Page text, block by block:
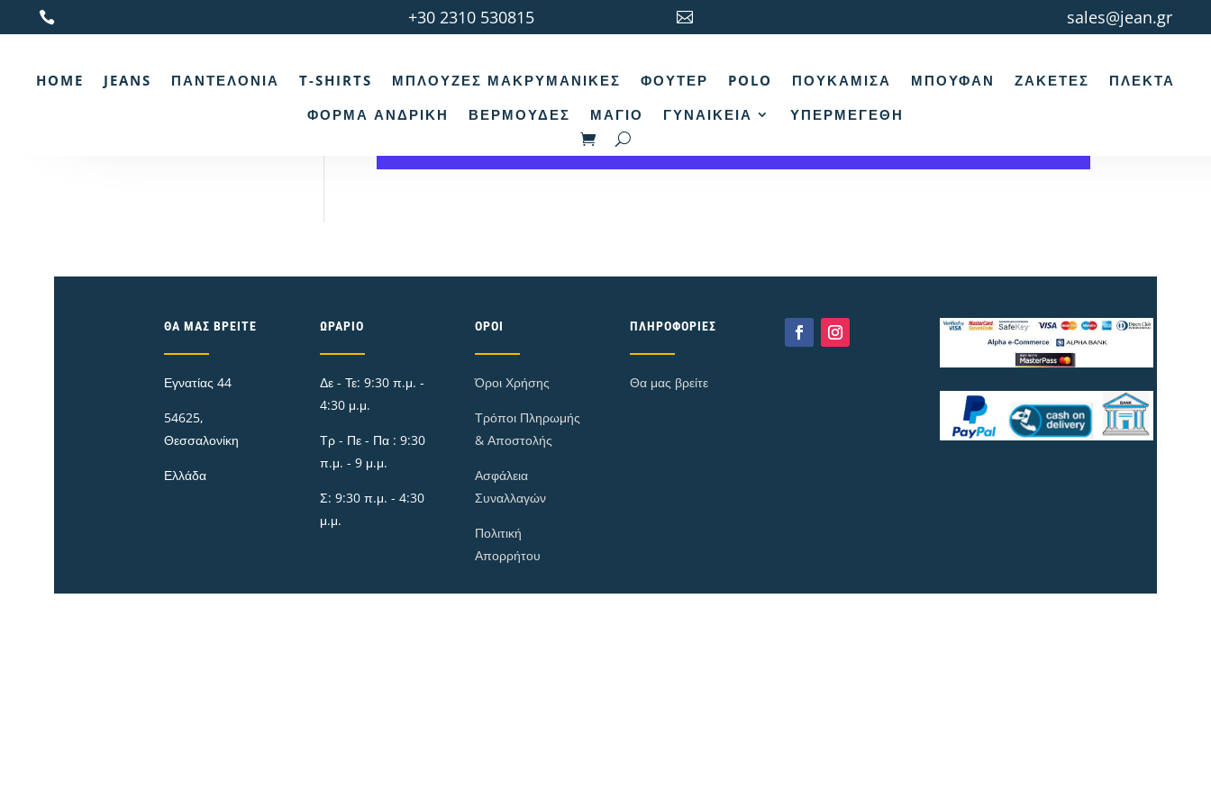
 +30 2310 530815  sales@jean.gr
HOME JEANS ΠΑΝΤΕΛΌΝΙΑ T-SHIRTS ΜΠΛΟΎΖΕΣ ΜΑΚΡΥΜΆΝΙΚΕΣ ΦΟΎΤΕΡ POLO ΠΟΥΚΆΜΙΣΑ ΜΠΟΥΦΆΝ ΖΑΚΈΤΕΣ
ΠΛΕΚΤΆ
ΦΌΡΜΑ ΑΝΔΡΙΚΉ
ΒΕΡΜΟΎΔΕΣ ΜΑΓΙΌ ΓΥΝΑΙΚΕΊΑ ΥΠΕΡΜΕΓΈΘΗ
Δεν βρέθηκε κανένα προϊόν που να ταιριάζει με την επιλογή σας.
ΘΑ ΜΑΣ ΒΡΕΊΤΕ
Εγνατίας 44
54625,
Θεσσαλονίκη
Ελλάδα
ΩΡΆΡΙΟ
Δε - Τε: 9:30 π.μ. -
4:30 μ.μ.
Τρ - Πε - Πα : 9:30
π.μ. - 9 μ.μ.
Σ: 9:30 π.μ. - 4:30
μ.μ.
ΌΡΟΙ
Όροι Χρήσης
Τρόποι Πληρωμής
& Αποστολής
Ασφάλεια
Συναλλαγών
Πολιτική
Απορρήτου
ΠΛΗΡΟΦΟΡΊΕΣ
Θα μας βρείτε